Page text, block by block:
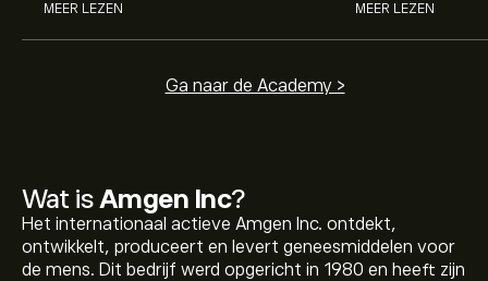
Wat is Amgen Inc?
Het internationaal actieve Amgen Inc. ontdekt,
ontwikkelt, produceert en levert geneesmiddelen voor
de mens. Dit bedrijf werd opgericht in 1980 en heeft zijn
MEER LEZEN MEER LEZEN
Ga naar de Academy >